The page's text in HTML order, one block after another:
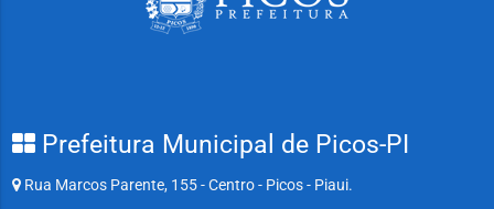
Prefeitura Municipal de Picos-PI
Rua Marcos Parente, 155 - Centro - Picos - Piaui.